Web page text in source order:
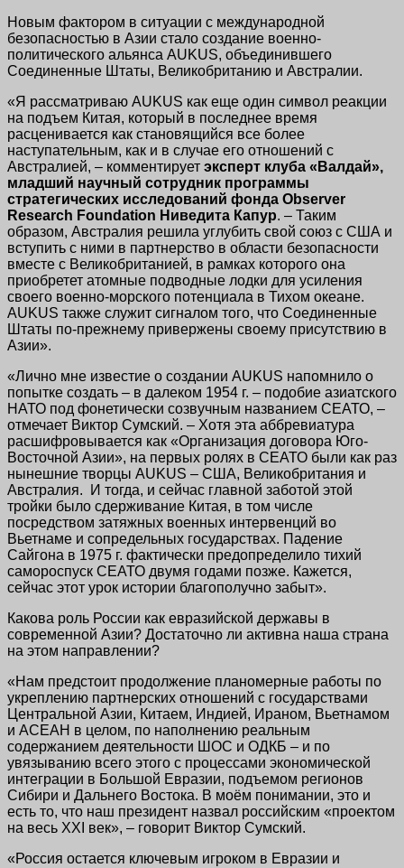
Новым фактором в ситуации с международной
безопасностью в Азии стало создание военно-
политического альянса AUKUS, объединившего
Соединенные Штаты, Великобританию и Австралии.
«Я рассматриваю AUKUS как еще один символ реакции
на подъем Китая, который в последнее время
расценивается как становящийся все более
наступательным, как и в случае его отношений с
Австралией, – комментирует эксперт клуба «Валдай»,
младший научный сотрудник программы
стратегических исследований фонда Observer
Research Foundation Ниведита Капур. – Таким
образом, Австралия решила углубить свой союз с США и
вступить с ними в партнерство в области безопасности
вместе с Великобританией, в рамках которого она
приобретет атомные подводные лодки для усиления
своего военно-морского потенциала в Тихом океане.
AUKUS также служит сигналом того, что Соединенные
Штаты по-прежнему привержены своему присутствию в
Азии».
«Лично мне известие о создании AUKUS напомнило о
попытке создать – в далеком 1954 г. – подобие азиатского
НАТО под фонетически созвучным названием СЕАТО, –
отмечает Виктор Сумский. – Хотя эта аббревиатура
расшифровывается как «Организация договора Юго-
Восточной Азии», на первых ролях в СЕАТО были как раз
нынешние творцы AUKUS – США, Великобритания и
Австралия. И тогда, и сейчас главной заботой этой
тройки было сдерживание Китая, в том числе
посредством затяжных военных интервенций во
Вьетнаме и сопредельных государствах. Падение
Сайгона в 1975 г. фактически предопределило тихий
самороспуск СЕАТО двумя годами позже. Кажется,
сейчас этот урок истории благополучно забыт».
Какова роль России как евразийской державы в
современной Азии? Достаточно ли активна наша страна
на этом направлении?
«Нам предстоит продолжение планомерные работы по
укреплению партнерских отношений с государствами
Центральной Азии, Китаем, Индией, Ираном, Вьетнамом
и АСЕАН в целом, по наполнению реальным
содержанием деятельности ШОС и ОДКБ – и по
увязыванию всего этого с процессами экономической
интеграции в Большой Евразии, подъемом регионов
Сибири и Дальнего Востока. В моём понимании, это и
есть то, что наш президент назвал российским «проектом
на весь XXI век», – говорит Виктор Сумский.
«Россия остается ключевым игроком в Евразии и